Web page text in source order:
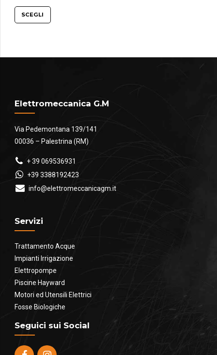
SCEGLI
Elettromeccanica G.M
Via Pedemontana 139/141
00036 – Palestrina (RM)
+ 39 069536931
+39 3388192423
info@elettromeccanicagm.it
Servizi
Trattamento Acque
Impianti Irrigazione
Elettropompe
Piscine Hayward
Motori ed Utensili Elettrici
Fosse Biologiche
Seguici sui Social